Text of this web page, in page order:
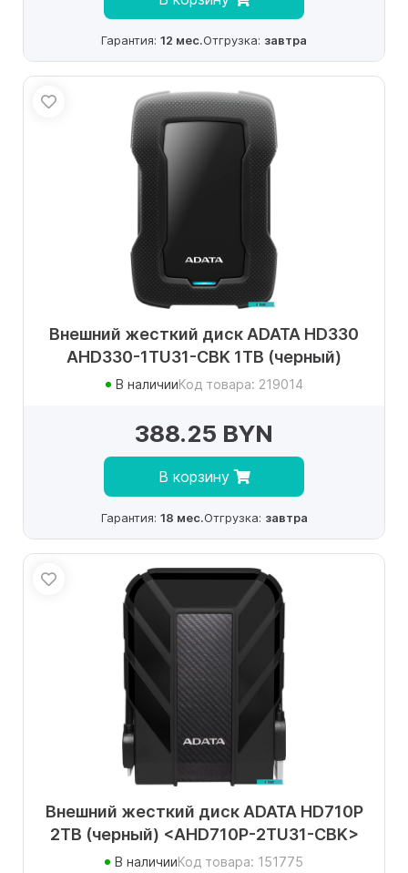
Гарантия: 12 мес.Отгрузка: завтра
Внешний жесткий диск ADATA HD330
AHD330-1TU31-CBK 1TB (черный)
В наличииКод товара: 219014
388.25 BYN
В корзину
Гарантия: 18 мес.Отгрузка: завтра
Внешний жесткий диск ADATA HD710P
2TB (черный) <AHD710P-2TU31-CBK>
В наличииКод товара: 151775